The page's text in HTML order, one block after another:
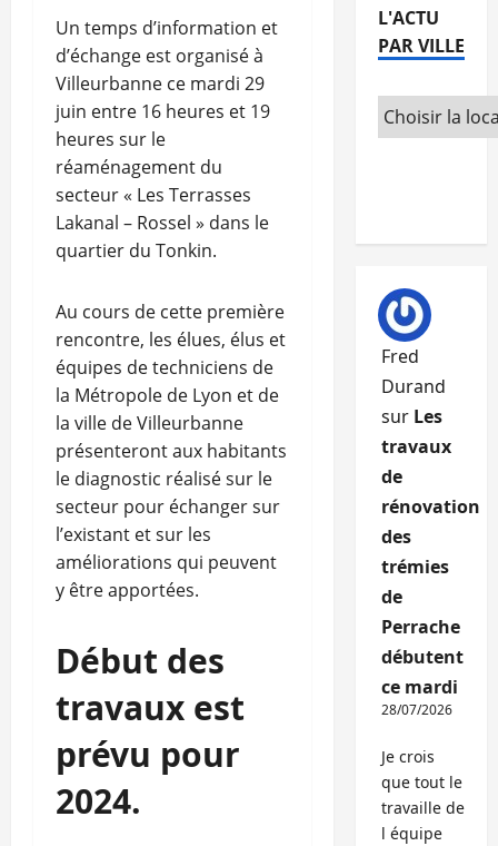
Un temps d’information et
d’échange est organisé à
Villeurbanne ce mardi 29
juin entre 16 heures et 19
heures sur le
réaménagement du
secteur « Les Terrasses
Lakanal – Rossel » dans le
quartier du Tonkin.
Au cours de cette première
rencontre, les élues, élus et
équipes de techniciens de
la Métropole de Lyon et de
la ville de Villeurbanne
présenteront aux habitants
le diagnostic réalisé sur le
secteur pour échanger sur
l’existant et sur les
améliorations qui peuvent
y être apportées.
Début des
travaux est
prévu pour
2024.
L'ACTU
PAR VILLE
Fred
Durand
sur Les
travaux
de
rénovation
des
trémies
de
Perrache
débutent
ce mardi
28/07/2026
Je crois
que tout le
travaille de
l équipe